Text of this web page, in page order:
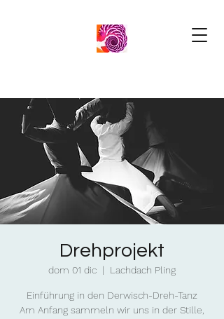
Drehprojekt
dom 01 dic
  |
Lachdach Pling
Einführung in den Derwisch-Dreh-Tanz
Am Anfang sammeln wir uns in der Stille,